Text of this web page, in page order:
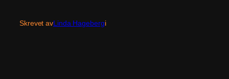
Skrevet avLinda Hagebergi